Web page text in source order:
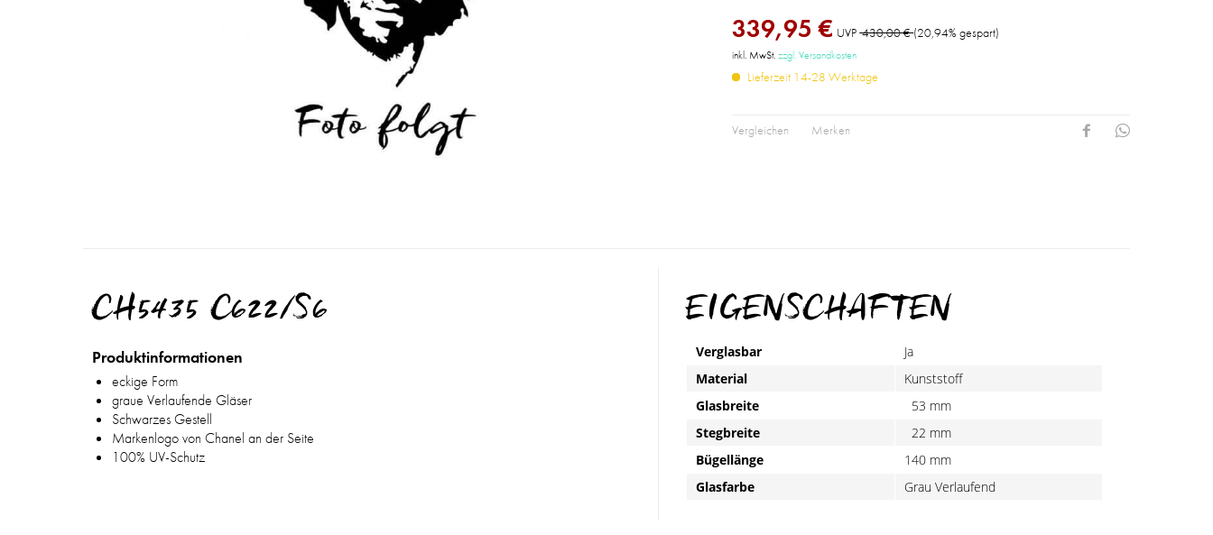
339,95 € UVP430,00 €(20,94% gespart)
inkl. MwSt.zzgl. Versandkosten
Lieferzeit 14-28 Werktage
Vergleichen Merken
CH5435 C622/S6
Produktinformationen
eckige Form
graue Verlaufende Gläser
Schwarzes Gestell
Markenlogo von Chanel an der Seite
100% UV-Schutz
EIGENSCHAFTEN
Verglasbar
Ja
Material
Kunststoff
Glasbreite
53 mm
Stegbreite
22 mm
Bügellänge
140 mm
Glasfarbe
Grau Verlaufend